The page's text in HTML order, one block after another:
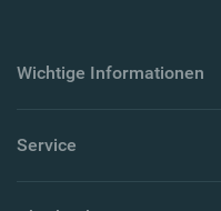
Wichtige Informationen
Service